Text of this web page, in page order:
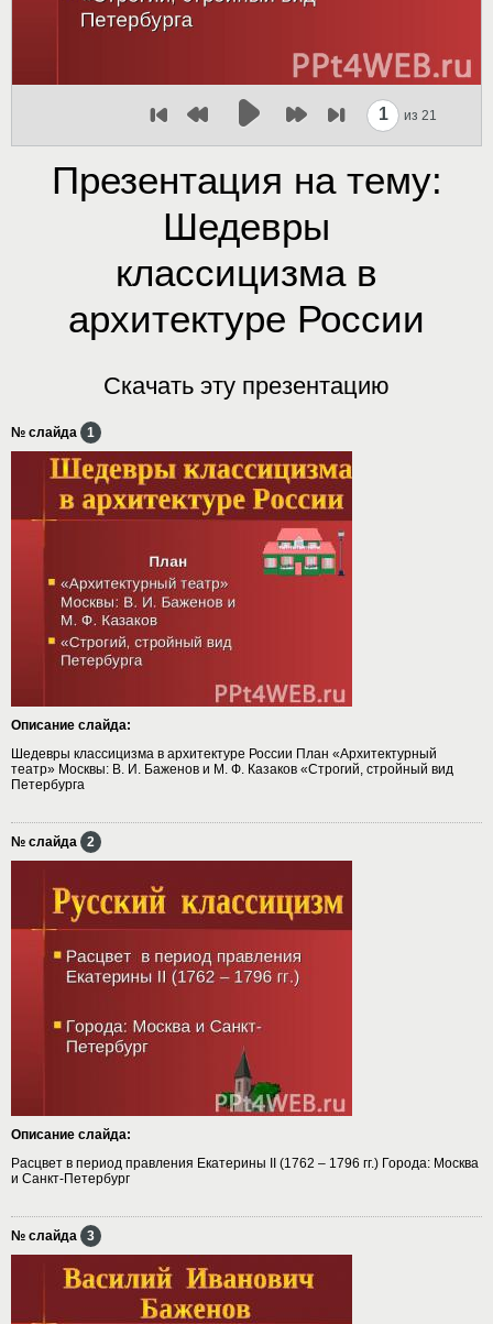
1 из 21
Презентация на тему:
Шедевры
классицизма в
архитектуре России
Скачать эту презентацию
№ слайда 1
Описание слайда:
Шедевры классицизма в архитектуре России План «Архитектурный
театр» Москвы: В. И. Баженов и М. Ф. Казаков «Строгий, стройный вид
Петербурга
№ слайда 2
Описание слайда:
Расцвет в период правления Екатерины II (1762 – 1796 гг.) Города: Москва
и Санкт-Петербург
№ слайда 3